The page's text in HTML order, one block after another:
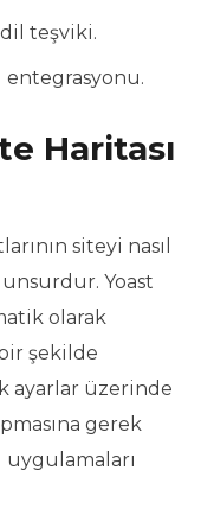
dil teşviki.
entegrasyonu.
Haritası
siteyi nasıl
Yoast
olarak
şekilde
ayarlar üzerinde
gerek
uygulamaları